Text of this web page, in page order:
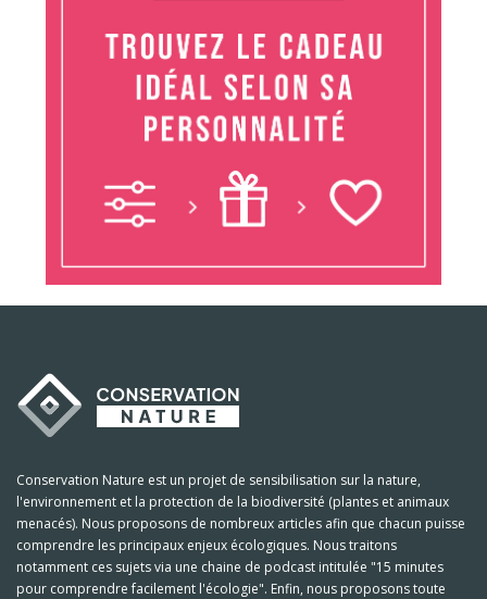
Conservation Nature est un projet de sensibilisation sur la nature,
l'environnement et la protection de la biodiversité (plantes et animaux
menacés). Nous proposons de nombreux articles afin que chacun puisse
comprendre les principaux enjeux écologiques. Nous traitons
notamment ces sujets via une chaine de podcast intitulée "15 minutes
pour comprendre facilement l'écologie". Enfin, nous proposons toute